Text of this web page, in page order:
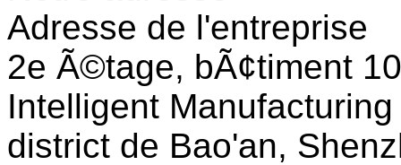
Adresse de l'entreprise
2e Ã©tage, bÃ¢timent
Intelligent
district de Bao'an,